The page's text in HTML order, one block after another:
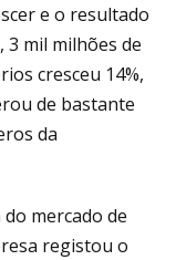
e o resultado
3 mil milhões de
cresceu 14%,
de bastante
da
do mercado de
registou o